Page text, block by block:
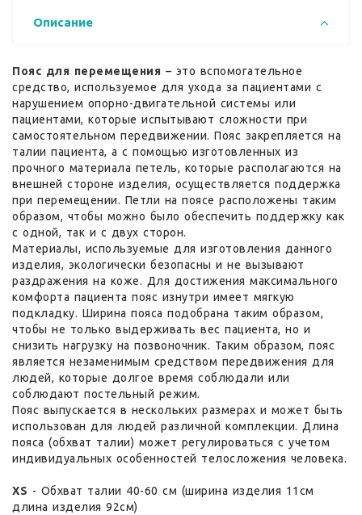
Описание
Пояс для перемещения – это вспомогательное
средство, используемое для ухода за пациентами с
нарушением опорно-двигательной системы или
пациентами, которые испытывают сложности при
самостоятельном передвижении. Пояс закрепляется на
талии пациента, а с помощью изготовленных из
прочного материала петель, которые располагаются на
внешней стороне изделия, осуществляется поддержка
при перемещении. Петли на поясе расположены таким
образом, чтобы можно было обеспечить поддержку как
с одной, так и с двух сторон.
Материалы, используемые для изготовления данного
изделия, экологически безопасны и не вызывают
раздражения на коже. Для достижения максимального
комфорта пациента пояс изнутри имеет мягкую
подкладку. Ширина пояса подобрана таким образом,
чтобы не только выдерживать вес пациента, но и
снизить нагрузку на позвоночник. Таким образом, пояс
является незаменимым средством передвижения для
людей, которые долгое время соблюдали или
соблюдают постельный режим.
Пояс выпускается в нескольких размерах и может быть
использован для людей различной комплекции. Длина
пояса (обхват талии) может регулироваться с учетом
индивидуальных особенностей телосложения человека.
XS - Обхват талии 40-60 см (ширина изделия 11см
длина изделия 92см)